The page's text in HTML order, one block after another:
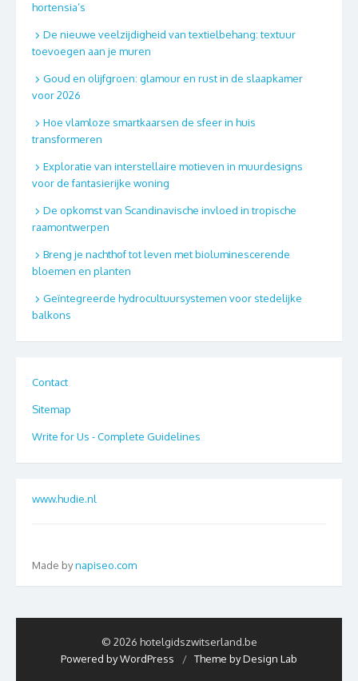
hortensia’s
De nieuwe veelzijdigheid van textielbehang: textuur
toevoegen aan je muren
Goud en olijfgroen: glamour en rust in de slaapkamer
voor 2026
Hoe vlamloze smartkaarsen de sfeer in huis
transformeren
Exploratie van interstellaire motieven in muurdesigns
voor de fantasierijke woning
De opkomst van Scandinavische invloed in tropische
raamontwerpen
Breng je nachthof tot leven met bioluminescerende
bloemen en planten
Geïntegreerde hydrocultuursystemen voor stedelijke
balkons
Contact
Sitemap
Write for Us - Complete Guidelines
www.hudie.nl
Made bynapiseo.com
© 2026 hotelgidszwitserland.be
Powered by WordPress
/ Theme by Design Lab